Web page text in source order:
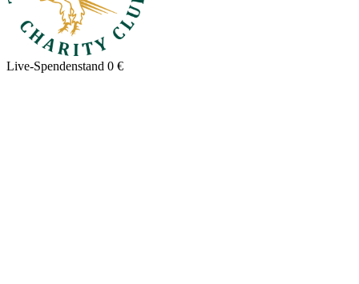
Live-Spendenstand 0 €